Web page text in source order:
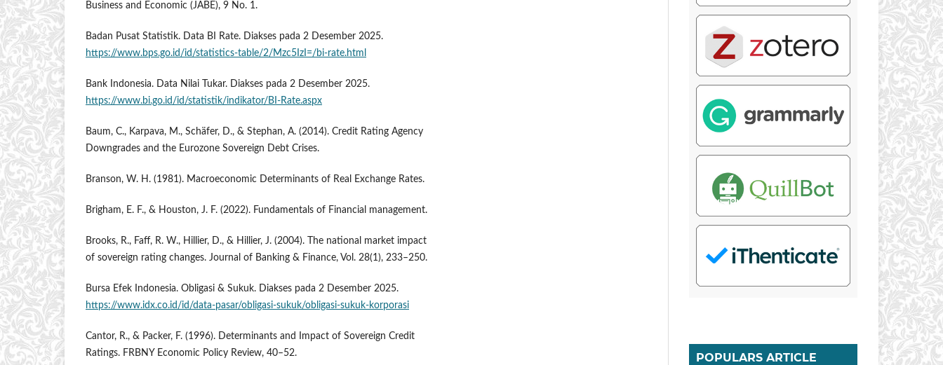
Business and Economic (JABE), 9 No. 1.
Badan Pusat Statistik. Data BI Rate. Diakses pada 2 Desember 2025.
https://www.bps.go.id/id/statistics-table/2/Mzc5IzI=/bi-rate.html
Bank Indonesia. Data Nilai Tukar. Diakses pada 2 Desember 2025.
https://www.bi.go.id/id/statistik/indikator/BI-Rate.aspx
Baum, C., Karpava, M., Schäfer, D., & Stephan, A. (2014). Credit Rating Agency
Downgrades and the Eurozone Sovereign Debt Crises.
Branson, W. H. (1981). Macroeconomic Determinants of Real Exchange Rates.
Brigham, E. F., & Houston, J. F. (2022). Fundamentals of Financial management.
Brooks, R., Faff, R. W., Hillier, D., & Hillier, J. (2004). The national market impact
of sovereign rating changes. Journal of Banking & Finance, Vol. 28(1), 233–250.
Bursa Efek Indonesia. Obligasi & Sukuk. Diakses pada 2 Desember 2025.
https://www.idx.co.id/id/data-pasar/obligasi-sukuk/obligasi-sukuk-korporasi
Cantor, R., & Packer, F. (1996). Determinants and Impact of Sovereign Credit
Ratings. FRBNY Economic Policy Review, 40–52.
POPULARS ARTICLE